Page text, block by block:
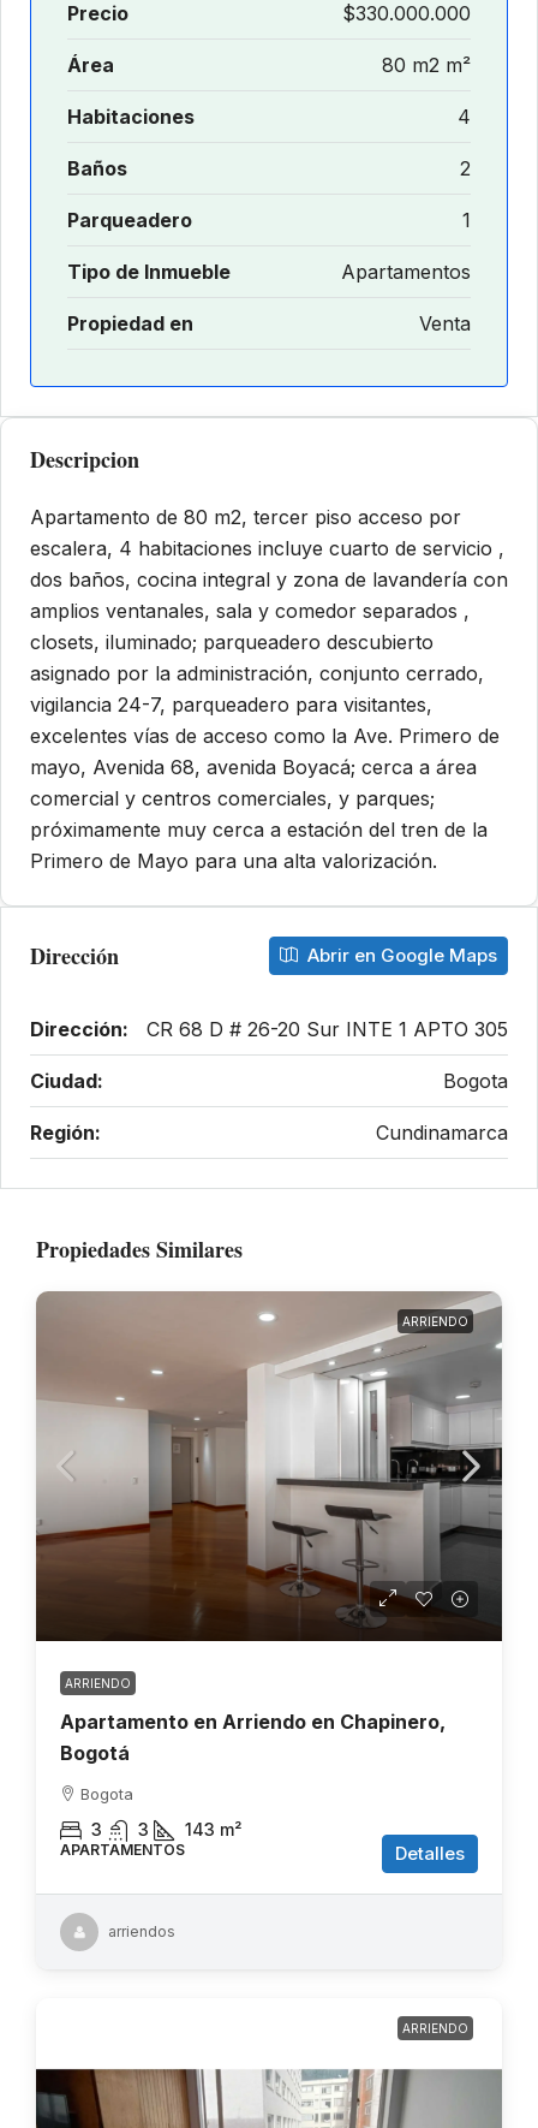
Precio $330.000.000
Área 80 m2 m²
Habitaciones 4
Baños 2
Parqueadero 1
Tipo de Inmueble Apartamentos
Propiedad en Venta
Descripcion
Apartamento de 80 m2, tercer piso acceso por
escalera, 4 habitaciones incluye cuarto de servicio ,
dos baños, cocina integral y zona de lavandería con
amplios ventanales, sala y comedor separados ,
closets, iluminado; parqueadero descubierto
asignado por la administración, conjunto cerrado,
vigilancia 24-7, parqueadero para visitantes,
excelentes vías de acceso como la Ave. Primero de
mayo, Avenida 68, avenida Boyacá; cerca a área
comercial y centros comerciales, y parques;
próximamente muy cerca a estación del tren de la
Primero de Mayo para una alta valorización.
Dirección Abrir en Google Maps
Dirección: CR 68 D # 26-20 Sur INTE 1 APTO 305
Ciudad: Bogota
Región: Cundinamarca
Propiedades Similares
ARRIENDO
ARRIENDO
Apartamento en Arriendo en Chapinero,
Bogotá
Bogota
3 3 143 m²
APARTAMENTOS Detalles
arriendos
ARRIENDO